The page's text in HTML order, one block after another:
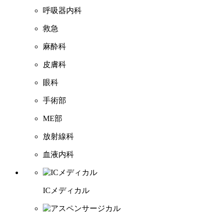
呼吸器内科
救急
麻酔科
皮膚科
眼科
手術部
ME部
放射線科
血液内科
ICメディカル